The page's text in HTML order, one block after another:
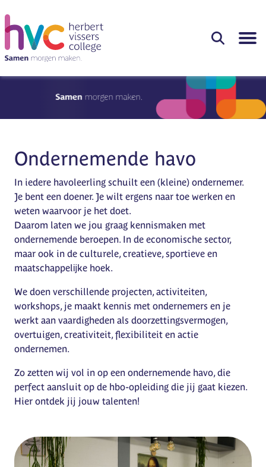
Ondernemende havo
In iedere havoleerling schuilt een (kleine) ondernemer.
Je bent een doener. Je wilt ergens naar toe werken en
weten waarvoor je het doet.
Daarom laten we jou graag kennismaken met
ondernemende beroepen. In de economische sector,
maar ook in de culturele, creatieve, sportieve en
maatschappelĳke hoek.
We doen verschillende projecten, activiteiten,
workshops, je maakt kennis met ondernemers en je
werkt aan vaardigheden als doorzettingsvermogen,
overtuigen, creativiteit, flexibiliteit en actie
ondernemen.
Zo zetten wij vol in op een ondernemende havo, die
perfect aansluit op de hbo-opleiding die jij gaat kiezen.
Hier ontdek jij jouw talenten!